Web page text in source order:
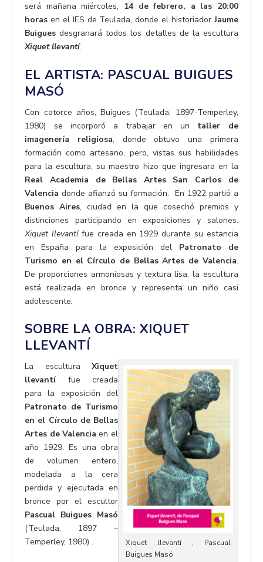
será mañana miércoles,
14 de febrero, a las 20:00
horas en el IES de Teulada, donde el historiadorJaume
Buigues desgranará todos los detalles de la escultura
Xiquet llevantí.
EL ARTISTA: PASCUAL BUIGUES
MASÓ
Con catorce años, Buigues (Teulada, 1897-Temperley,
1980) se incorporó a trabajar en un taller de
imagenería religiosa, donde obtuvo una primera
formación como artesano, pero, vistas sus habilidades
para la escultura, su maestro hizo que ingresara en la
Real Academia de Bellas Artes San Carlos de
Valencia donde afianzó su formación. En 1922 partió a
Buenos Aires, ciudad en la que cosechó premios y
distinciones participando en exposiciones y salones.
Xiquet llevantífue creada en 1929 durante su estancia
en España para la exposición del Patronato de
Turismo en el Círculo de Bellas Artes de Valencia.
De proporciones armoniosas y textura lisa, la escultura
está realizada en bronce y representa un niño casi
adolescente.
SOBRE LA OBRA: XIQUET
LLEVANTÍ
Xiquet llevantí , Pascual
Buigues Masó
La escultura Xiquet
llevantífue creada
para la exposición del
Patronato de Turismo
en el Círculo de Bellas
Artes de Valencia en el
año 1929. Es una obra
de volumen entero,
modelada a la cera
perdida y ejecutada en
bronce por el escultor
Pascual Buigues Masó
(Teulada, 1897 –
Temperley, 1980) .